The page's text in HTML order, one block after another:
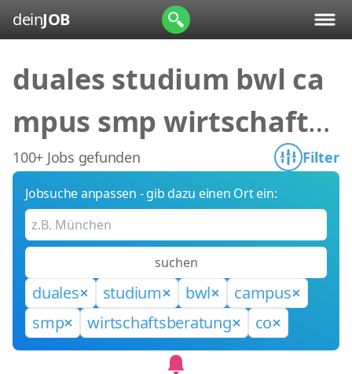
deinJOB
duales studium bwl ca
mpus smp wirtschafts
beratung co
100+ Jobs gefunden Filter
Jobsuche anpassen - gib dazu einen Ort ein:
suchen
duales studium bwl
campus
smp
wirtschaftsberatung co